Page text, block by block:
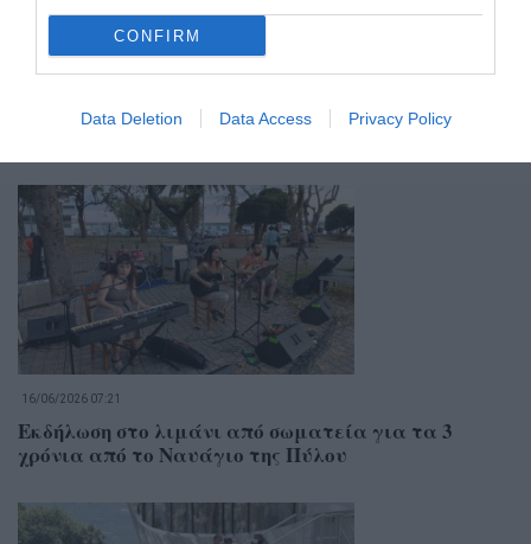
CONFIRM
Data Deletion Data Access Privacy Policy
Στη Βουλή η εξαφάνιση της επετειακής καμπάνας
για τη Ναυμαχία του Ναυαρίνου
16/06/2026 07:21
Εκδήλωση στο λιμάνι από σωματεία για τα 3
χρόνια από το Ναυάγιο της Πύλου